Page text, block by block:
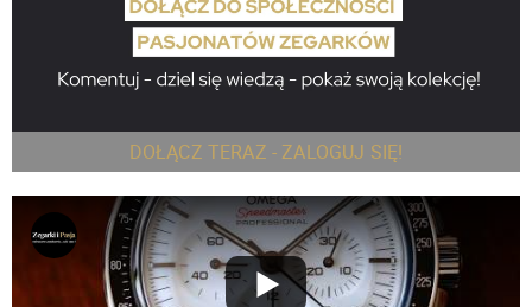
DOŁĄCZ TERAZ - ZALOGUJ SIĘ!